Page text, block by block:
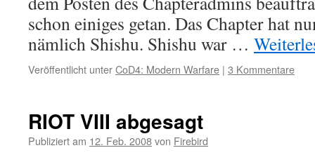
schon einiges getan. Das Chapter hat
nämlich Shishu. Shishu war …
Veröffentlicht unterCoD4: Modern Warfare | 3 Kommentare
RIOT VIII abgesagt
Publiziert am 12. Feb. 2008von Firebird